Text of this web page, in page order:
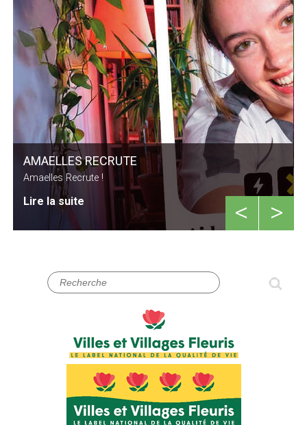
AMAELLES RECRUTE
Amaelles Recrute !
Lire la suite < >